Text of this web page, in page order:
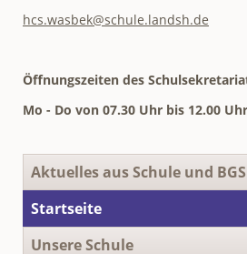
hcs.wasbek@schule.landsh.de
Öffnungszeiten des
Mo - Do von 07.30 Uhr bis 12.00 Uhr
Navigation
überspringen
Aktuelles aus Schule und BGS
Startseite
Unsere Schule